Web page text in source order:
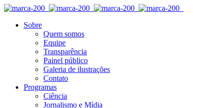
Sobre
Quem somos
Equipe
Transparência
Painel público
Galeria de ilustrações
Contato
Programas
Ciência
Jornalismo e Mídia